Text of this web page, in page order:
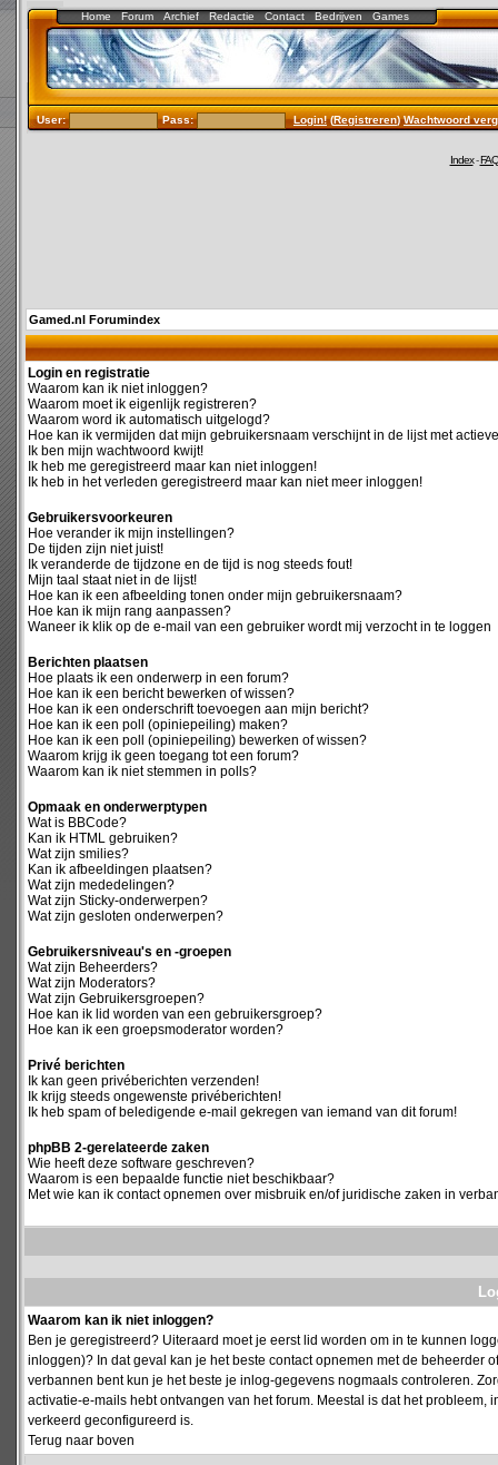
Home Forum Archief Redactie Contact Bedrijven Games
User: Pass: Login!(Registreren)Wachtwoord
Index-FAQ
Gamed.nl Forumindex
Login en registratie
Waarom kan ik niet inloggen?
Waarom moet ik eigenlijk registreren?
Waarom word ik automatisch uitgelogd?
Hoe kan ik vermijden dat mijn gebruikersnaam verschijnt in de lijst met
Ik ben mijn wachtwoord kwijt!
Ik heb me geregistreerd maar kan niet inloggen!
Ik heb in het verleden geregistreerd maar kan niet meer inloggen!
Gebruikersvoorkeuren
Hoe verander ik mijn instellingen?
De tijden zijn niet juist!
Ik veranderde de tijdzone en de tijd is nog steeds fout!
Mijn taal staat niet in de lijst!
Hoe kan ik een afbeelding tonen onder mijn gebruikersnaam?
Hoe kan ik mijn rang aanpassen?
Waneer ik klik op de e-mail van een gebruiker wordt mij verzocht in te loggen
Berichten plaatsen
Hoe plaats ik een onderwerp in een forum?
Hoe kan ik een bericht bewerken of wissen?
Hoe kan ik een onderschrift toevoegen aan mijn bericht?
Hoe kan ik een poll (opiniepeiling) maken?
Hoe kan ik een poll (opiniepeiling) bewerken of wissen?
Waarom krijg ik geen toegang tot een forum?
Waarom kan ik niet stemmen in polls?
Opmaak en onderwerptypen
Wat is BBCode?
Kan ik HTML gebruiken?
Wat zijn smilies?
Kan ik afbeeldingen plaatsen?
Wat zijn mededelingen?
Wat zijn Sticky-onderwerpen?
Wat zijn gesloten onderwerpen?
Gebruikersniveau's en -groepen
Wat zijn Beheerders?
Wat zijn Moderators?
Wat zijn Gebruikersgroepen?
Hoe kan ik lid worden van een gebruikersgroep?
Hoe kan ik een groepsmoderator worden?
Privé berichten
Ik kan geen privéberichten verzenden!
Ik krijg steeds ongewenste privéberichten!
Ik heb spam of beledigende e-mail gekregen van iemand van dit forum!
phpBB 2-gerelateerde zaken
Wie heeft deze software geschreven?
Waarom is een bepaalde functie niet beschikbaar?
Met wie kan ik contact opnemen over misbruik en/of juridische zaken in
Waarom kan ik niet inloggen?
Ben je geregistreerd? Uiteraard moet je eerst lid worden om in te kunnen
inloggen)? In dat geval kan je het beste contact opnemen met de beheerder
verbannen bent kun je het beste je inlog-gegevens nogmaals controleren.
activatie-e-mails hebt ontvangen van het forum. Meestal is dat het
verkeerd geconfigureerd is.
Terug naar boven